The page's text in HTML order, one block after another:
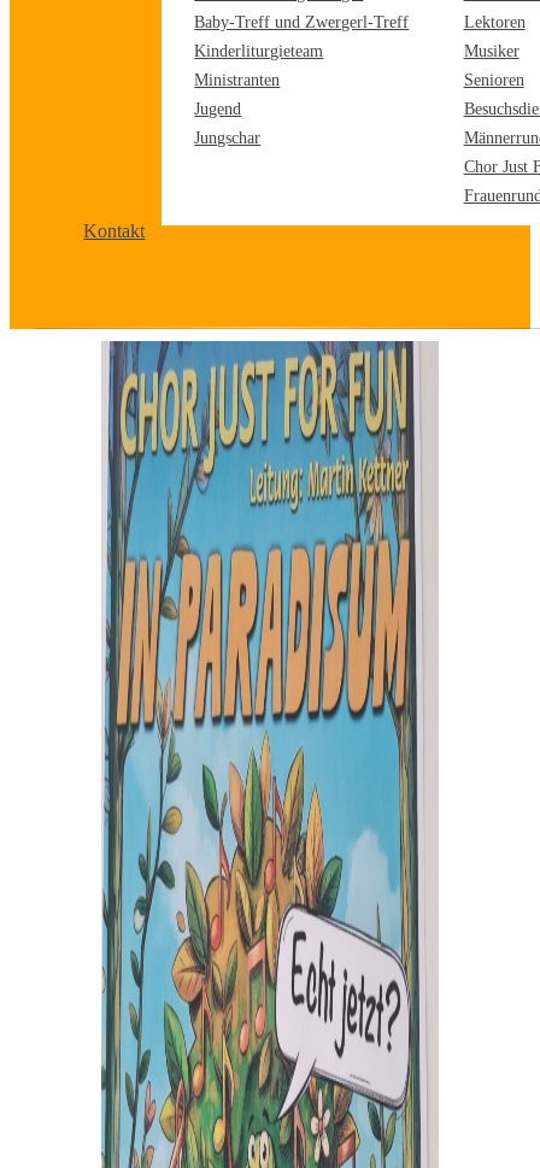
Baby-Treff und Zwergerl-Treff
Kinderliturgieteam
Ministranten
Jugend
Jungschar
Lektoren
Musiker
Senioren
Chor Just
Kontakt